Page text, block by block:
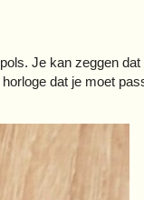
Je kan zeggen
dat je moet